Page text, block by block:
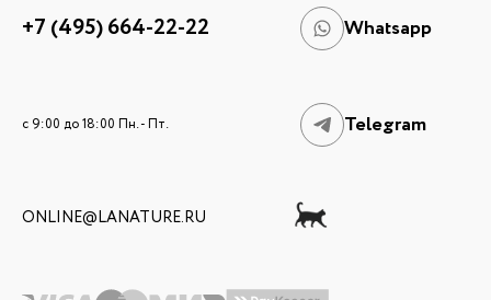
+7 (495) 664-22-22 Whatsapp
c 9:00 до 18:00 Пн. - Пт. Telegram
ONLINE@LANATURE.RU